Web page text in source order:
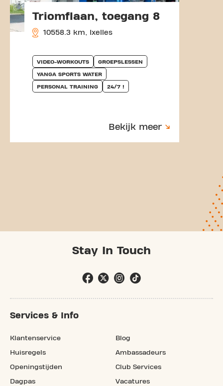
Triomflaan, toegang 8
10558.3 km, Ixelles
VIDEO-WORKOUTS GROEPSLESSEN
YANGA SPORTS WATER
PERSONAL TRAINING 24/7 !
Bekijk meer
Stay In Touch
Services & Info
Klantenservice
Huisregels
Openingstijden
Dagpas
Blog
Ambassadeurs
Club Services
Vacatures